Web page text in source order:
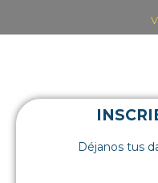
Déjanos tus